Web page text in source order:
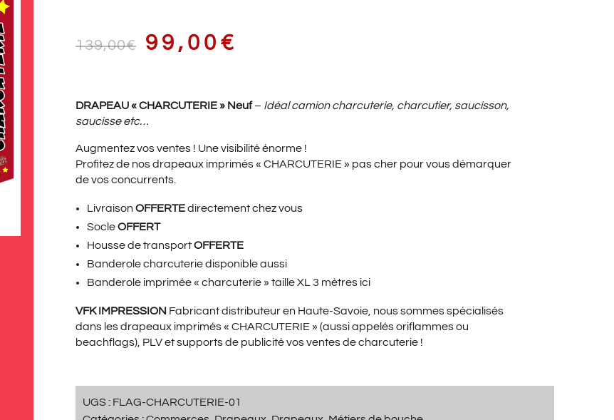
139,00€ LE
PRIX
INITIAL
ÉTAIT :
139,00€.
99,00 €
PRIX
ACTUEL
99,00€.
DRAPEAU « CHARCUTERIE » Neuf– Idéal camion charcuterie, charcutier, saucisson,
saucisse etc…
Augmentez vos ventes ! Une visibilité énorme !
Profitez de nos drapeaux imprimés « CHARCUTERIE » pas cher pour vous démarquer
de vos concurrents.
LivraisonOFFERTEdirectement chez vous
SocleOFFERT
Housse de transportOFFERTE
Banderole charcuteriedisponible aussi
Banderole imprimée « charcuterie » taille XL 3 mètres ici
VFK IMPRESSION Fabricant distributeur en Haute-Savoie, nous sommes spécialisés
dans les drapeaux imprimés « CHARCUTERIE » (aussi appelés oriflammes ou
beachflags), PLV et supports de publicité vos ventes de charcuterie !
UGS : FLAG-CHARCUTERIE-01